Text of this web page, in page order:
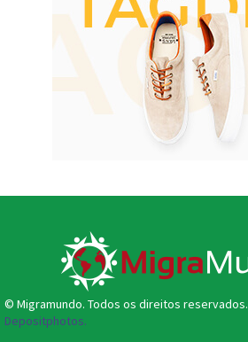
© Migramundo. Todos os direitos reservados.
Depositphotos.